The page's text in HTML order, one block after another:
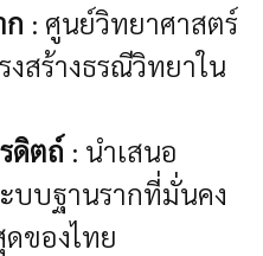
: ศูนย์วิทยาศาสตร์
งสร้างธรณีวิทยาใน
ดิตถ์ : นำเสนอ
บบฐานรากที่มั่นคง
ของไทย